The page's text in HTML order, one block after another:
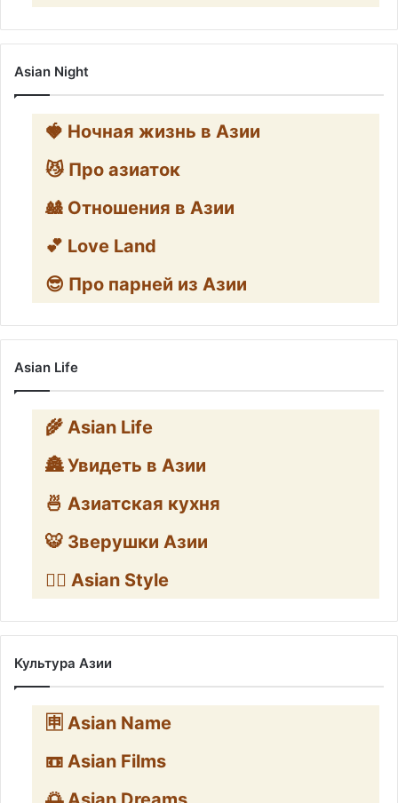
Asian Night
🍓 Ночная жизнь в Азии
😼 Про азиаток
🎎 Отношения в Азии
💕 Love Land
😎 Про парней из Азии
Asian Life
🌾 Asian Life
🏯 Увидеть в Азии
🍜 Азиатская кухня
🐯 Зверушки Азии
🧛‍♂️ Asian Style
Культура Азии
🈸 Asian Name
📼 Asian Films